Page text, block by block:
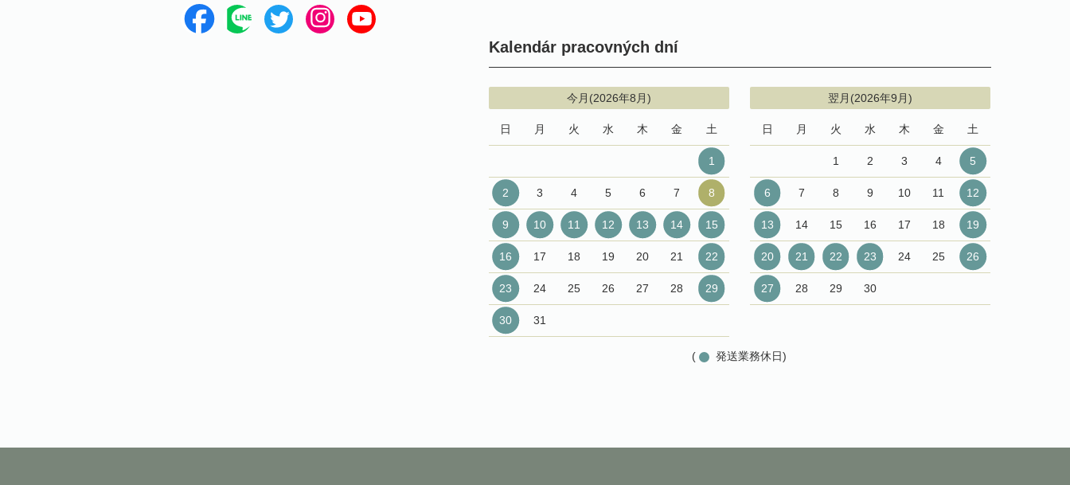
Kalendár pracovných dní
今月(2026年8月)
日 月 火 水 木 金 土
1
2 3 4 5 6 7 8
9 10 11 12 13 14 15
16 17 18 19 20 21 22
23 24 25 26 27 28 29
30 31
翌月(2026年9月)
日 月 火 水 木 金 土
1 2 3 4 5
6 7 8 9 10 11 12
13 14 15 16 17 18 19
20 21 22 23 24 25 26
27 28 29 30
( 発送業務休日)